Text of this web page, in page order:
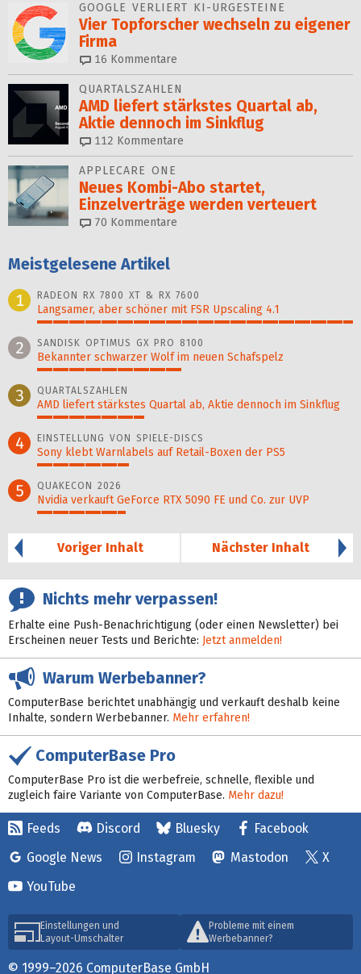
GOOGLE VERLIERT KI-URGESTEINE
Vier Topforscher wechseln zu eigener
Firma
16 Kommentare
QUARTALSZAHLEN
AMD liefert stärkstes Quartal ab,
Aktie dennoch im Sinkflug
112 Kommentare
APPLECARE ONE
Neues Kombi-Abo startet,
Einzelverträge werden verteuert
70 Kommentare
Meistgelesene Artikel
1
RADEON RX 7800 XT & RX 7600
Langsamer, aber schöner mit FSR Upscaling 4.1
2 SANDISK OPTIMUS GX PRO 8100
Bekannter schwarzer Wolf im neuen Schafspelz
3 QUARTALSZAHLEN
AMD liefert stärkstes Quartal ab, Aktie dennoch im Sinkflug
4 EINSTELLUNG VON SPIELE-DISCS
Sony klebt Warnlabels auf Retail-Boxen der PS5
5 QUAKECON 2026
Nvidia verkauft GeForce RTX 5090 FE und Co. zur UVP
Voriger Inhalt
Nächster Inhalt
Nichts mehr verpassen!
Erhalte eine Push-Benachrichtigung (oder einen Newsletter) bei
Erscheinen neuer Tests und Berichte: Jetzt anmelden!
Warum Werbebanner?
ComputerBase berichtet unabhängig und verkauft deshalb keine
Inhalte, sondern Werbebanner. Mehr erfahren!
ComputerBase Pro
ComputerBase Pro ist die werbefreie, schnelle, flexible und
zugleich faire Variante von ComputerBase. Mehr dazu!
Feeds Discord Bluesky
Facebook
Google News
Instagram Mastodon
X
YouTube
Einstellungen und
Layout-Umschalter
Probleme mit einem
Werbebanner?
© 1999–2026 ComputerBase GmbH